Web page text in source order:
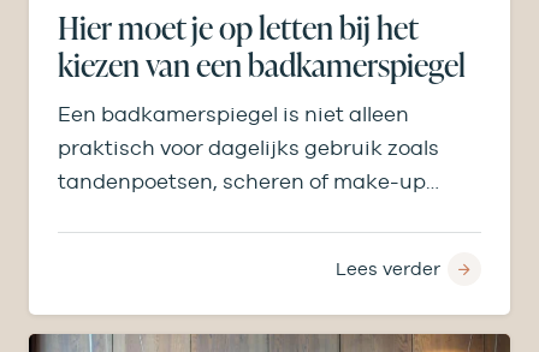
Hier moet je op letten bij het
kiezen van een badkamerspiegel
Een badkamerspiegel is niet alleen
praktisch voor dagelijks gebruik zoals
tandenpoetsen, scheren of make-up
Lees verder